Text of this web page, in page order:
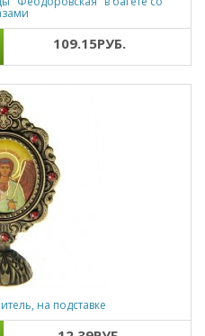
109.15РУБ.
на подставке